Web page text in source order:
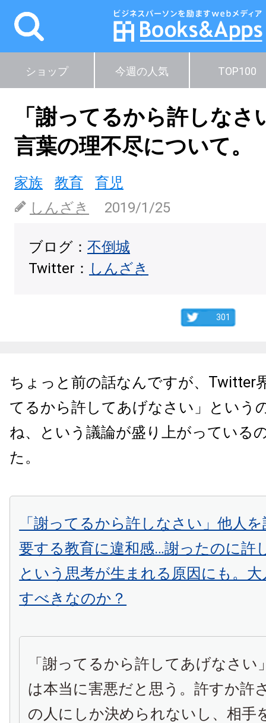
ショップ 今週の人気 TOP100
「謝ってるから許しなさ
言葉の理不尽について。
家族 教育
育児
しんざき
2019/1/25
ブログ： 不倒城
Twitter： しんざき
301
ちょっと前の話なんですが、Twitter
てるから許してあげなさい」という
ね、という議論が盛り上がっている
た。
「謝ってるから許しなさい」他人
要する教育に違和感…謝ったのに許
という思考が生まれる原因にも。
すべきなのか？
「謝ってるから許してあげなさい
は本当に害悪だと思う。許すか許
の人にしか決められないし、相手